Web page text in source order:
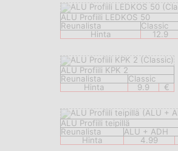
ALU Profiili LEDKOS 50
Reunalista
Classic
Hinta
12.9
ALU Profiili KPK 2
Reunalista
Classic
Hinta
9.9 €
ALU Profiili teipillä
Reunalista
ALU + ADH
Hinta
4.99